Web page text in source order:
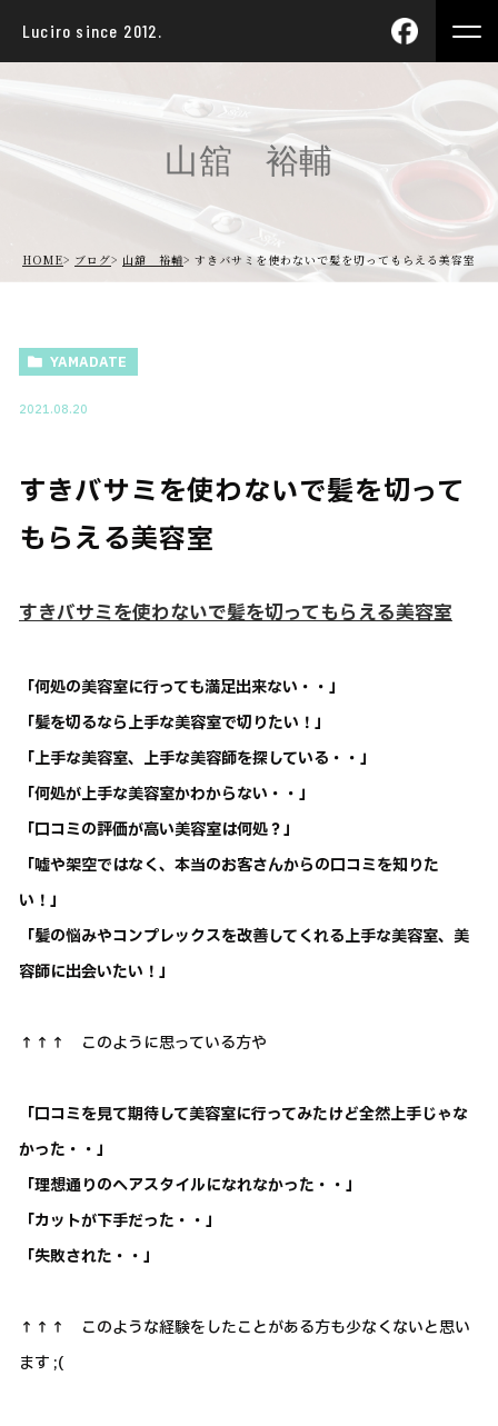
Luciro since 2012.
山舘 裕輔
HOME ブログ 山舘 裕輔 すきバサミを使わないで髪を切ってもらえる美容室
YAMADATE
2021.08.20
すきバサミを使わないで髪を切って
もらえる美容室
すきバサミを使わないで髪を切ってもらえる美容室
「何処の美容室に行っても満足出来ない・・」
「髪を切るなら上手な美容室で切りたい！」
「上手な美容室、上手な美容師を探している・・」
「何処が上手な美容室かわからない・・」
「口コミの評価が高い美容室は何処？」
「嘘や架空ではなく、本当のお客さんからの口コミを知りた
い！」
「髪の悩みやコンプレックスを改善してくれる上手な美容室、美
容師に出会いたい！」
↑↑↑ このように思っている方や
「口コミを見て期待して美容室に行ってみたけど全然上手じゃな
かった・・」
「理想通りのヘアスタイルになれなかった・・」
「カットが下手だった・・」
「失敗された・・」
↑↑↑ このような経験をしたことがある方も少なくないと思い
ます ;(